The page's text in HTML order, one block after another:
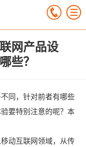
网产品设
些？
同，针对前者有哪些
要特别注意的呢？本
动互联网领域，从传